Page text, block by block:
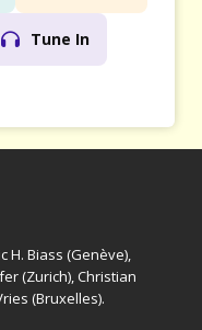
Tune In
H. Biass (Genève),
(Zurich), Christian
(Bruxelles).